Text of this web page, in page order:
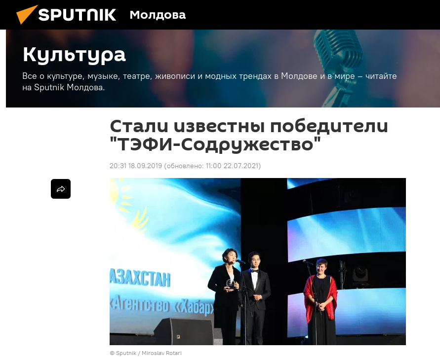
Молдова
Культура
Все о культуре, музыке, театре, живописи и модных трендах в Молдове и в мире – читайте
на Sputnik Молдова.
Стали известны победители
"ТЭФИ-Содружество"
20:31 18.09.2019 (обновлено: 11:00 22.07.2021)
© Sputnik / Miroslav Rotari